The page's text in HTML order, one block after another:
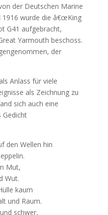
der Deutschen Marine
1916 wurde die â€œKing
G41 aufgebracht,
Yarmouth beschoss.
der
Anlass für viele
als Zeichnung zu
sich auch eine
Gedicht
den Wellen hin
Mut,
Wut.
kaum
und Raum.
schwer,